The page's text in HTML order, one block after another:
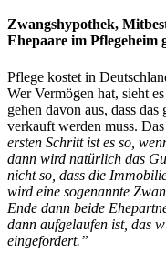
Zwangshypothek,
Ehepaare im Pflegeheim
Pflege kostet in
Wer Vermögen hat, sieht
gehen davon aus, dass
verkauft werden muss.
ersten Schritt ist es so,
dann wird natürlich das
nicht so, dass die
wird eine sogenannte
Ende dann beide
dann aufgelaufen ist, das
eingefordert.”